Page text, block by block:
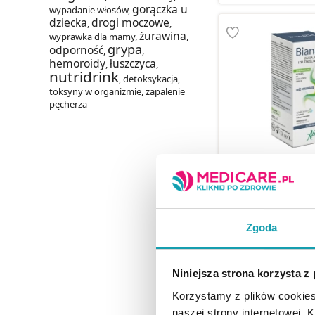
Zgoda
Niniejsza strona korzysta z
Korzystamy z plików
naszej strony internetowej.
wypadanie włosów,gorączka u
dziecka,drogi moczowe,
wyprawka dla mamy,żurawina,
odporność, grypa,
hemoroidy,łuszczyca,
nutridrink,detoksykacja,
toksyny w organizmie,zapalenie
pęcherza
Aboca
ssania o smaku
DO